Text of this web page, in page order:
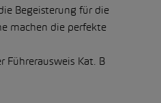
Begeisterung für die
machen die perfekte
Führerausweis Kat. B